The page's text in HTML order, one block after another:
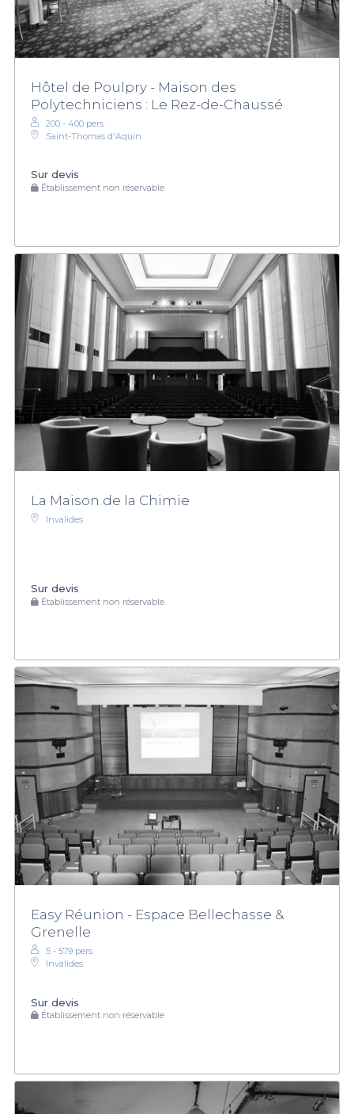
Hôtel de Poulpry - Maison des
Polytechniciens : Le Rez-de-Chaussé
200 - 400 pers.
Saint-Thomas d'Aquin
Sur devis
Établissement non réservable
La Maison de la Chimie
Invalides
Sur devis
Établissement non réservable
Easy Réunion - Espace Bellechasse &
Grenelle
5 - 579 pers.
Invalides
Sur devis
Établissement non réservable